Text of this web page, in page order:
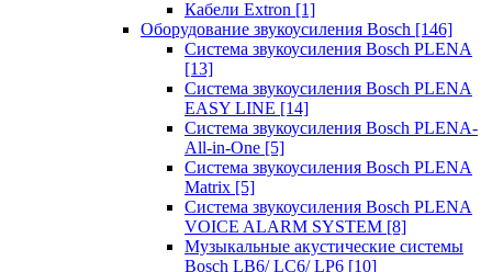
Кабели Extron [1]
Оборудование звукоусиления Bosch [146]
Система звукоусиления Bosch PLENA
[13]
Система звукоусиления Bosch PLENA
EASY LINE [14]
Система звукоусиления Bosch PLENA-
All-in-One [5]
Система звукоусиления Bosch PLENA
Matrix [5]
Система звукоусиления Bosch PLENA
VOICE ALARM SYSTEM [8]
Музыкальные акустические системы
Bosch LB6/ LC6/ LP6 [10]